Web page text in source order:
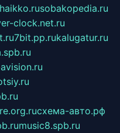
haikko.rusobakopedia.ru
clock.net.ru
7bit.pp.rukalugatur.ru
схема-авто.рф
music8.spb.ru